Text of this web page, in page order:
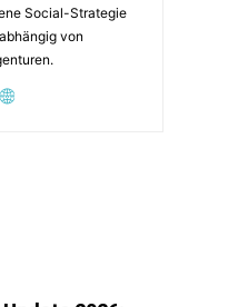
Social-Strategie
von